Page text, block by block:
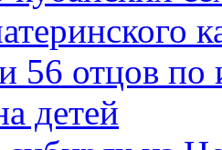
56 отцов по
детей